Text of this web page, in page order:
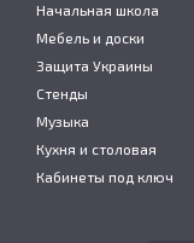
Начальная школа
Мебель и доски
Защита Украины
Стенды
Музыка
Кухня и столовая
Кабинеты под ключ